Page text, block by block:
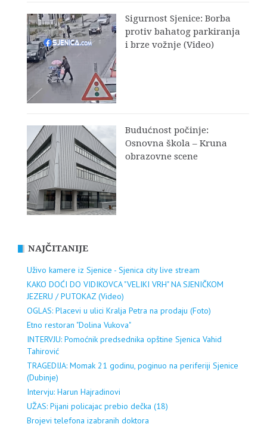
Sigurnost Sjenice: Borba
protiv bahatog parkiranja
i brze vožnje (Video)
Budućnost počinje:
Osnovna škola – Kruna
obrazovne scene
NAJČITANIJE
Uživo kamere iz Sjenice - Sjenica city live stream
KAKO DOĆI DO VIDIKOVCA "VELIKI VRH" NA SJENIČKOM
JEZERU / PUTOKAZ (Video)
OGLAS: Placevi u ulici Kralja Petra na prodaju (Foto)
Etno restoran "Dolina Vukova"
INTERVJU: Pomoćnik predsednika opštine Sjenica Vahid
Tahirović
TRAGEDIJA: Momak 21 godinu, poginuo na periferiji Sjenice
(Dubinje)
Intervju: Harun Hajradinovi
UŽAS: Pijani policajac prebio dečka (18)
Brojevi telefona izabranih doktora